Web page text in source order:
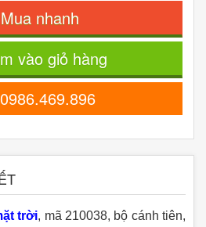
Mua nhanh
vào giỏ hàng
trời, mã 210038, bộ cánh tiên,